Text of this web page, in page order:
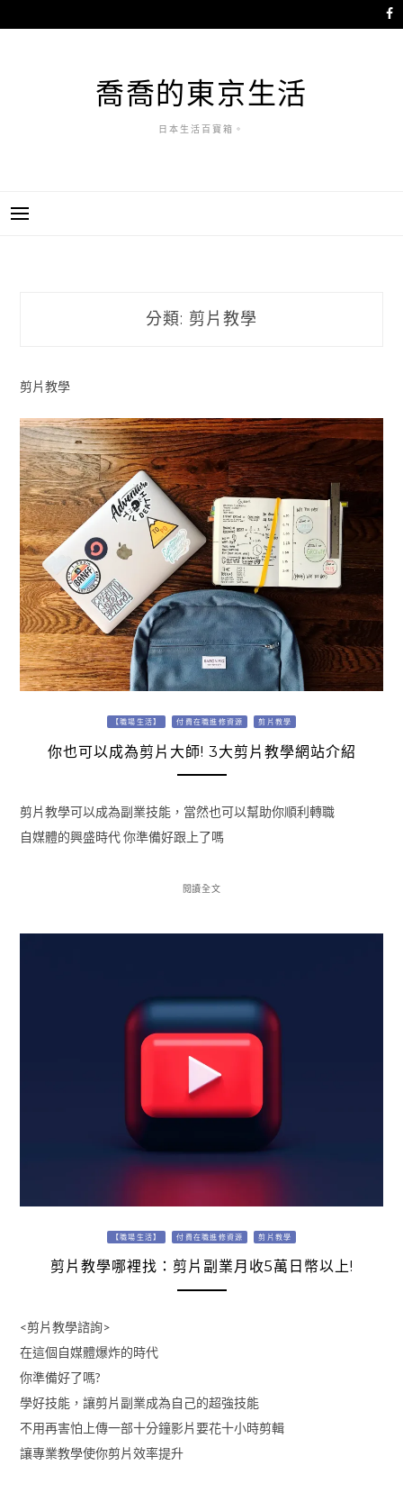
至
喬喬的東京生活
日本生活百寶箱。
分類: 剪片教學
剪片教學
【職場生活】 付費在職進修資源 剪片教學
你也可以成為剪片大師! 3大剪片教學網站介紹
剪片教學可以成為副業技能，當然也可以幫助你順利轉職
自媒體的興盛時代 你準備好跟上了嗎
閱讀全文
【職場生活】 付費在職進修資源 剪片教學
剪片教學哪裡找：剪片副業月收5萬日幣以上!
<剪片教學諮詢>
在這個自媒體爆炸的時代
你準備好了嗎?
學好技能，讓剪片副業成為自己的超強技能
不用再害怕上傳一部十分鐘影片要花十小時剪輯
讓專業教學使你剪片效率提升